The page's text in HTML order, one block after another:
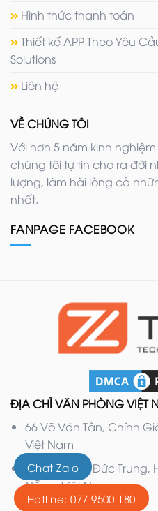
Hình thức thanh toán
Thiết kế APP Theo Yêu
Solutions
Liên hệ
VỀ CHÚNG TÔI
Với hơn 5 năm kinh
chúng tôi tự tin cho ra đời
lượng, làm hài lòng cả
nhất.
FANPAGE FACEBOOK
ĐỊA CHỈ VĂN PHÒNG VIỆT
66 Võ Văn Tần, Chính
Việt Nam
132 Nguyễn Đức Trung,
Nẵng, Việt Nam
Chat Zalo
Hotline: 077 9500 180